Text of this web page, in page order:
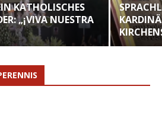
KATHOLISCHES
„¡VIVA NUESTRA